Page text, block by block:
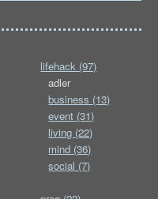
lifehack (97)
adler
business (13)
event (31)
living (22)
mind (36)
social (7)